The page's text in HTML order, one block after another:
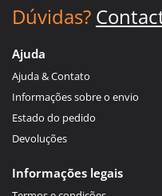
Dúvidas?
Ajuda
Ajuda & Contato
Informações sobre o envio
Estado do pedido
Devoluções
Informações legais